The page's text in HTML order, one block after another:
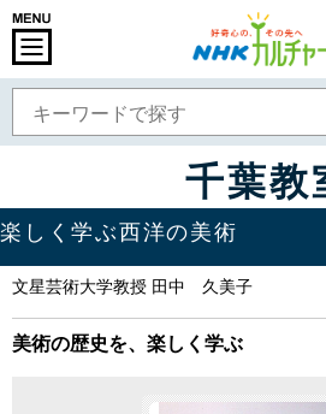
千葉教
楽しく学ぶ西洋の美術
文星芸術大学教授 田中 久美子
美術の歴史を、楽しく学ぶ